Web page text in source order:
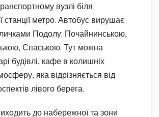
вузлі біля
станції метро. Автобус вирушає
Подолу: Почайнинською,
Спаською. Тут можна
будівлі, кафе в колишніх
яка відрізняється від
лівого берега.
до набережної та зони